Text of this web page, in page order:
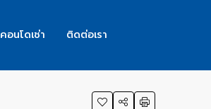
คอนโดเช่า ติดต่อเรา